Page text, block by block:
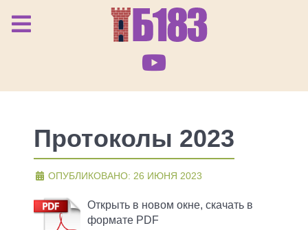
Протоколы 2023
ОПУБЛИКОВАНО: 26 ИЮНЯ 2023
Открыть в новом окне, скачать в
формате PDF